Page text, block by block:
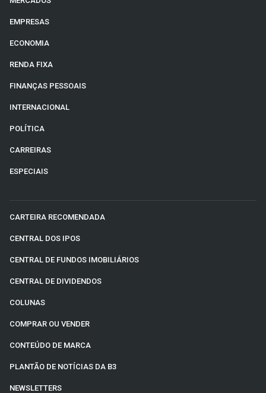
EMPRESAS
ECONOMIA
RENDA FIXA
FINANÇAS PESSOAIS
INTERNACIONAL
POLÍTICA
CARREIRAS
ESPECIAIS
CARTEIRA RECOMENDADA
CENTRAL DOS IPOS
CENTRAL DE FUNDOS IMOBILIÁRIOS
CENTRAL DE DIVIDENDOS
COLUNAS
COMPRAR OU VENDER
CONTEÚDO DE MARCA
PLANTÃO DE NOTÍCIAS DA B3
NEWSLETTERS